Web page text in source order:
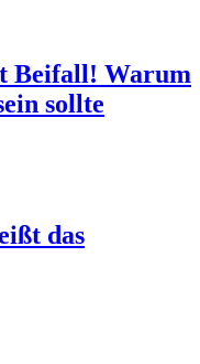
Beifall! Warum
sollte
das